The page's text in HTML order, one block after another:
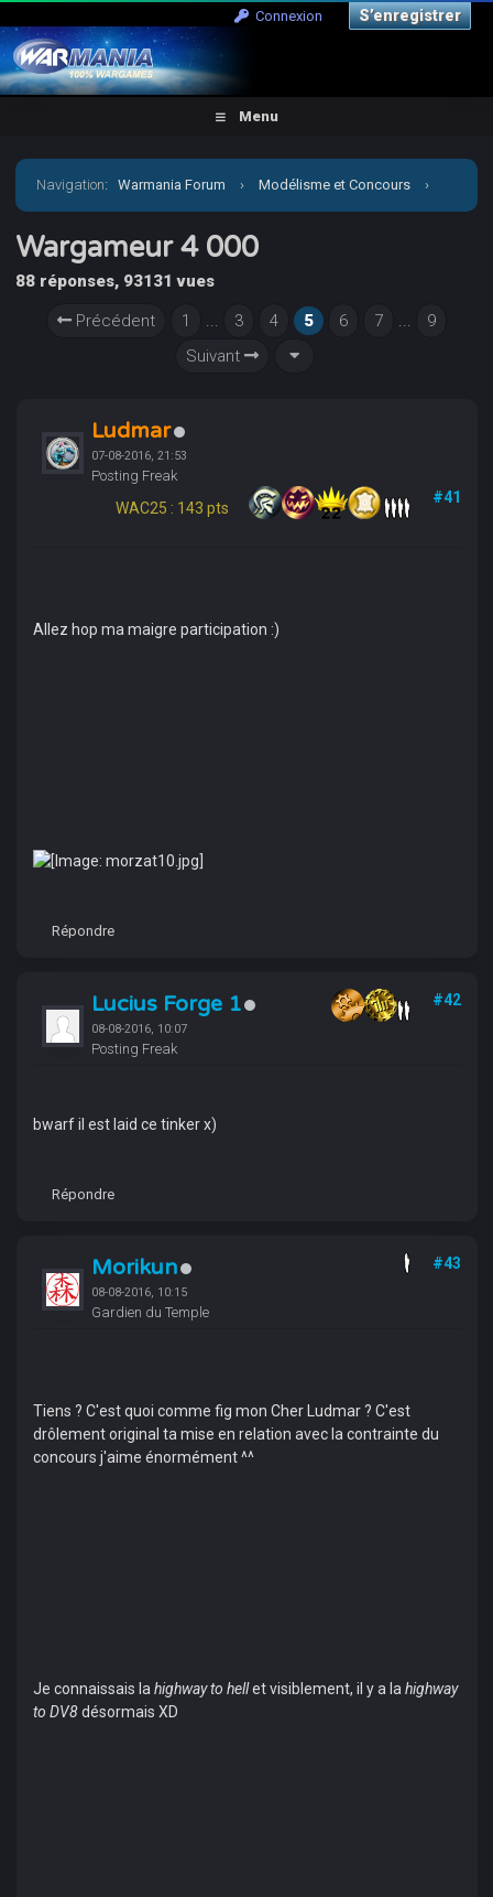
Connexion S’enregistrer
Menu
Navigation:Warmania Forum › Modélisme et Concours ›
Concours & défis › Wargameur 4 000
Wargameur 4 000
88 réponses, 93131 vues
Précédent
1 ... 3 4 5 6 7 ...
9
Suivant
Ludmar
07-08-2016, 21:53
Posting Freak
WAC25 : 143 pts
#41
Allez hop ma maigre participation :)
Répondre
Lucius Forge 1
08-08-2016, 10:07
Posting Freak
#42
bwarf il est laid ce tinker x)
Répondre
Morikun
08-08-2016, 10:15
Gardien du Temple
#43
Tiens ? C'est quoi comme fig mon Cher Ludmar ? C'est
drôlement original ta mise en relation avec la contrainte du
concours j'aime énormément ^^
Je connaissais la highway to hellet visiblement, il y a la highway
to DV8désormais XD